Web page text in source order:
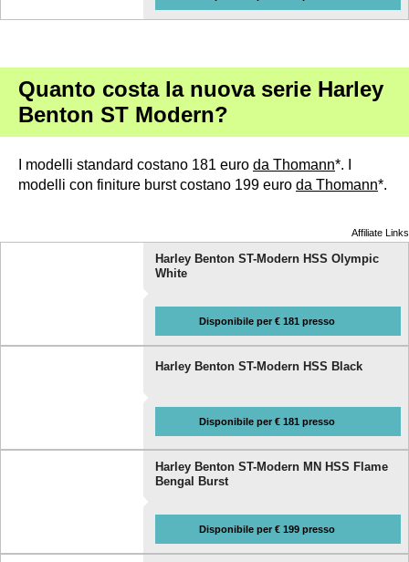
Quanto costa la nuova serie Harley
Benton ST Modern?
I modelli standard costano 181 euro da Thomann*. I
modelli con finiture burst costano 199 euro da Thomann*.
Affiliate Links
Harley Benton ST-Modern HSS Olympic
White
Disponibile per € 181 presso
Harley Benton ST-Modern HSS Black
Disponibile per € 181 presso
Harley Benton ST-Modern MN HSS Flame
Bengal Burst
Disponibile per € 199 presso